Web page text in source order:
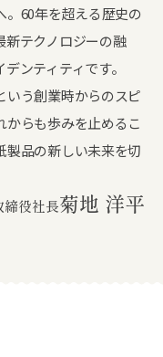
60年を超える歴史の
新テクノロジーの融
ンティティです。
いう創業時からのスピ
からも歩みを止めるこ
製品の新しい未来を切
締役社長菊地 洋平